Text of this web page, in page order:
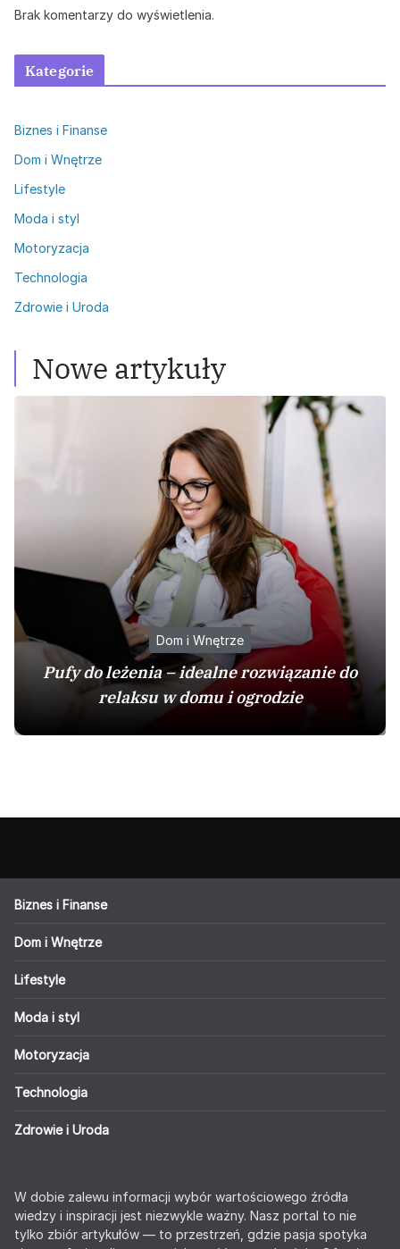
Brak komentarzy do wyświetlenia.
Kategorie
Biznes i Finanse
Dom i Wnętrze
Lifestyle
Moda i styl
Motoryzacja
Technologia
Zdrowie i Uroda
Nowe artykuły
Dom i Wnętrze
Pufy do leżenia – idealne rozwiązanie do
relaksu w domu i ogrodzie
Biznes i Finanse
Dom i Wnętrze
Lifestyle
Moda i styl
Motoryzacja
Technologia
Zdrowie i Uroda
W dobie zalewu informacji wybór wartościowego źródła
wiedzy i inspiracji jest niezwykle ważny. Nasz portal to nie
tylko zbiór artykułów — to przestrzeń, gdzie pasja spotyka